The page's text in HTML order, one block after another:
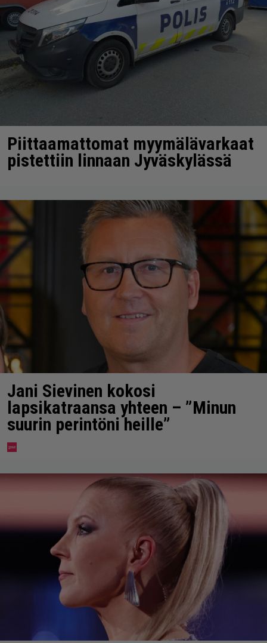
Piittaamattomat myymälävarkaat
pistettiin linnaan Jyväskylässä
Jani Sievinen kokosi
lapsikatraansa yhteen – ”Minun
suurin perintöni heille”